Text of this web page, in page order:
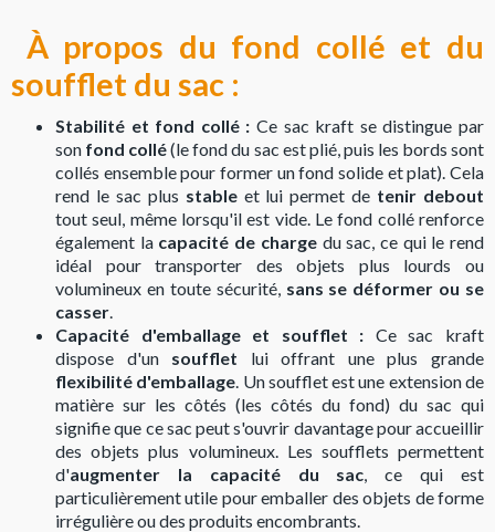
À propos du fond collé et du
soufflet du sac :
Stabilité et fond collé :Ce sac kraft se distingue par
son fond collé(le fond du sac est plié, puis les bords sont
collés ensemble pour former un fond solide et plat). Cela
rend le sac plus stable et lui permet de tenir debout
tout seul, même lorsqu'il est vide. Le fond collé renforce
également la capacité de chargedu sac, ce qui le rend
idéal pour transporter des objets plus lourds ou
volumineux en toute sécurité, sans se déformer ou se
casser
Capacité d'emballage et soufflet : Ce sac kraft
dispose d'un soufflet lui offrant une plus grande
flexibilité d'emballage . Un soufflet est une extension de
matière sur les côtés (les côtés du fond) du sac qui
signifie que ce sac peut s'ouvrir davantage pour accueillir
des objets plus volumineux. Les soufflets permettent
d'augmenter la capacité du sac , ce qui est
particulièrement utile pour emballer des objets de forme
irrégulière ou des produits encombrants.